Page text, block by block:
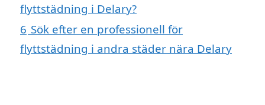
flyttstädning i Delary?
6 Sök efter en professionell för
flyttstädning i andra städer nära Delary